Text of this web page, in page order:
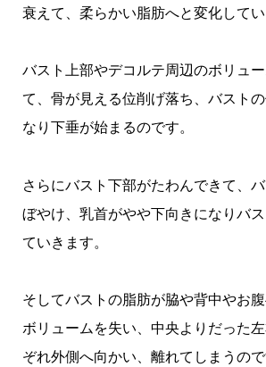
衰えて、柔らかい脂肪へと変化してい
バスト上部やデコルテ周辺のボリュ
て、骨が見える位削げ落ち、バストの
なり下垂が始まるのです。
さらにバスト下部がたわんできて、
ぼやけ、乳首がやや下向きになりバ
ていきます。
そしてバストの脂肪が脇や背中やお
ボリュームを失い、中央よりだった
ぞれ外側へ向かい、離れてしまうので